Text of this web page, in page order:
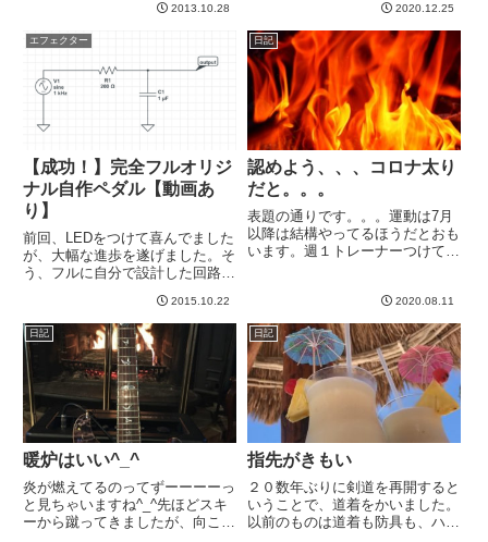
ーだけじゃなく、世界的なバンド
にはそれぞれOne & Onlyの魅力
があるはず。なかなか真似できる
もんではないですよね...
2013.10.28
わいして楽しい感じになるのです
が、今年は自粛で家族だけ。いつ
もはチキンを丸焼きにしてお腹に
詰め物も入れてというパーティ
ー...
2020.12.25
エフェクター
【成功！】完全フルオリジ
ナル自作ペダル【動画あ
り】
前回、LEDをつけて喜んでました
が、大幅な進歩を遂げました。そ
う、フルに自分で設計した回路を
です！以前の記事に、7つの傷を
持つ男（心に）さんからいただい
たコメントから着想を得ました。
どうもありがとうございました...
2015.10.22
日記
認めよう、、、コロナ太り
だと。。。
表題の通りです。。。運動は7月
以降は結構やってるほうだとおも
います。週１トレーナーつけての
り食事がよろしくない。糖質制限
的ではあるものの、量が多くなっ
てきているのと、たまに糖質も
大...
2020.08.11
日記
暖炉はいい^_^
炎が燃えてるのってずーーーーっ
と見ちゃいますね^_^先ほどスキ
ーから蹴ってきましたが、向こう
日記
指先がきもい
２０数年ぶりに剣道を再開すると
いうことで、道着をかいました。
以前のものは道着も防具も、ハー